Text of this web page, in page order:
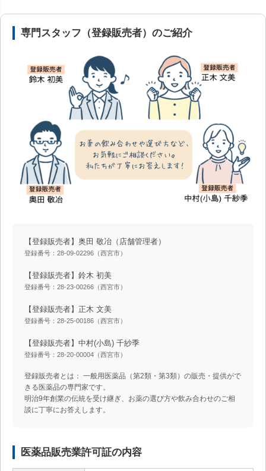
専門スタッフ（登録販売者）のご紹介
【登録販売者】奥田 敬冶 （店舗管理者）
登録番号：28-09-02296（西宮市）
【登録販売者】鈴木 初美
登録番号：28-23-00266（西宮市）
【登録販売者】正木 文美
登録番号：28-25-00186（西宮市）
【登録販売者】中村(小島) 千紗季
登録番号：28-20-00004（西宮市）
登録販売者とは： 一般用医薬品（第2類・第3類）の販売・提供がで
きる医薬品の専門家です。
明治9年創業の伝統を受け継ぎ、お薬の選び方や飲み合わせのご相
談に丁寧にお答えします。
医薬品販売業許可証の内容